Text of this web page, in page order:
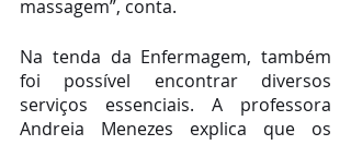
massagem”, conta.
Na tenda da Enfermagem, também
foi possível encontrar diversos
serviços essenciais. A professora
Andreia Menezes explica que os